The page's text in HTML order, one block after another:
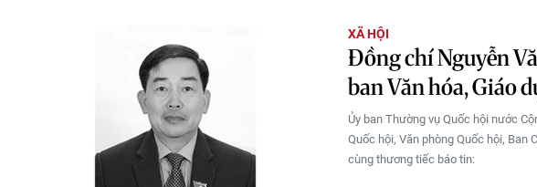
XÃ HỘI
Đồng chí Nguyễn
ban Văn hóa, Giáo
Ủy ban Thường vụ Quốc hội nước
Quốc hội, Văn phòng Quốc hội, Ban
cùng thương tiếc báo tin: